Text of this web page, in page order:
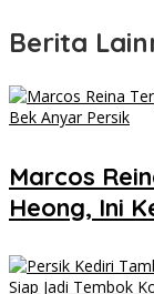
Berita
Marcos
Heong, Ini